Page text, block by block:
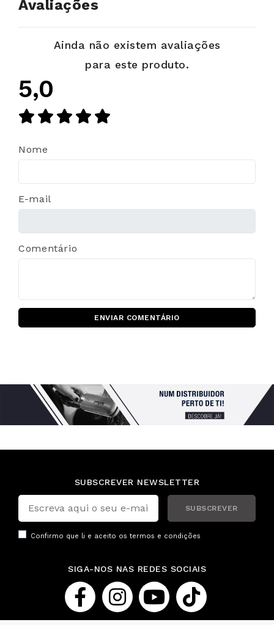
Avaliações
Ainda não existem avaliações
para este produto.
5,0
Nome
E-mail
Comentário
ENVIAR COMENTÁRIO
SUBSCREVER NEWSLETTER
SUBSCREVER
Confirmo que li e aceito os termos e condições
SIGA-NOS NAS REDES SOCIAIS